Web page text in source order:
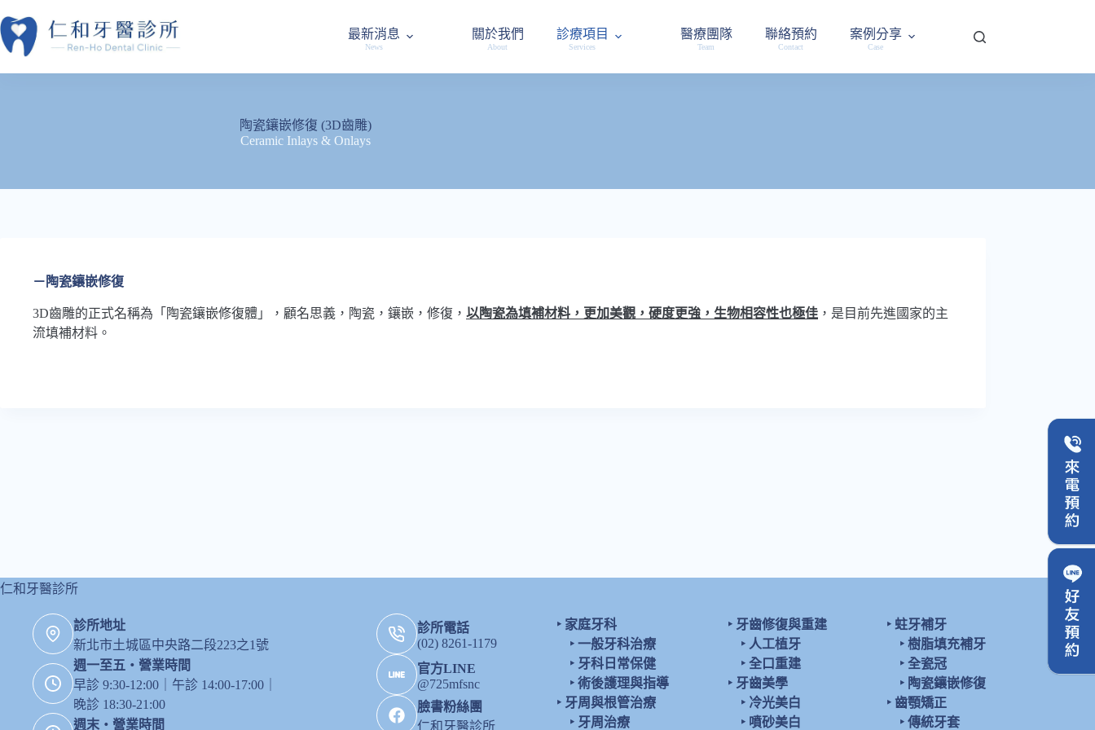
至
主
最新消息
News
關於我們
About
診療項目
Services
醫療團隊
Team
聯絡預約
Contact
案例分享
Case
陶瓷鑲嵌修復 (3D齒雕)
Ceramic Inlays & Onlays
－陶瓷鑲嵌修復
3D齒雕的正式名稱為「陶瓷鑲嵌修復體」，顧名思義，陶瓷，鑲嵌，修復， 以陶瓷為填補材料，更加美觀，硬度更強，生物相容性也極佳 ，是目前先進國家的主
流填補材料。
仁和牙醫診所
診所地址
新北市土城區中央路二段223之1號
週一至五・營業時間
早診 9:30-12:00｜午診 14:00-17:00｜
晚診 18:30-21:00
週末・營業時間
診所電話
(02) 8261-1179
官方LINE
@725mfsnc
臉書粉絲團
仁和牙醫診所
‣ 家庭牙科
‣ 一般牙科治療
‣ 牙科日常保健
‣ 術後護理與指導
‣ 牙周與根管治療
‣ 牙周治療
‣ 牙齒修復與重建
‣ 人工植牙
‣全口重建
‣ 牙齒美學
‣ 冷光美白
‣ 噴砂美白
‣ 蛀牙補牙
‣ 樹脂填充補牙
‣ 全瓷冠
‣ 陶瓷鑲嵌修復
‣ 齒顎矯正
‣ 傳統牙套